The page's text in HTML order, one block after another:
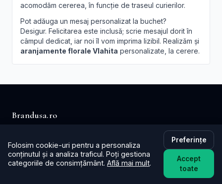
acomodăm cererea, în funcție de traseul curierilor.
Pot adăuga un mesaj personalizat la buchet?
Desigur. Felicitarea este inclusă; scrie mesajul dorit în
câmpul dedicat, iar noi îl vom imprima lizibil. Realizăm și
aranjamente florale Vlahita personalizate, la cerere.
Brandusa.ro
Buchete cu emoție, aranjamente cu suflet. Comandă
online flori cu livrare în aceeași zi în toată țara.
📞+40753621077
Folosim cookie-uri pentru a personaliza
conținutul și a analiza traficul. Poți gestiona
categoriile de consimțământ. Află mai mult.
Preferințe
Accept
toate